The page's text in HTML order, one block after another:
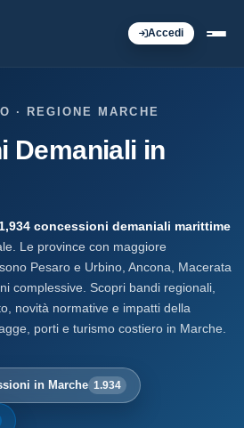
Accedi
· REGIONE MARCHE
Demaniali in
1,934 concessioni demaniali marittime
Le province con maggiore
Pesaro e Urbino, Ancona, Macerata
complessive. Scopri bandi regionali,
novità normative e impatti della
porti e turismo costiero in Marche.
in Marche 1.934